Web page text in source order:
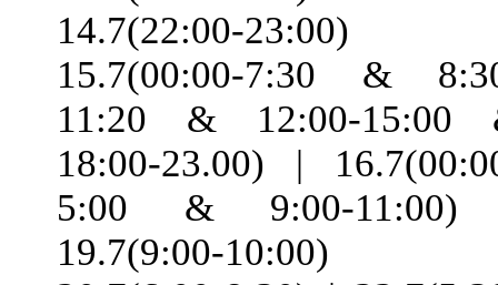
14.7(22:00-
15.7(00:00-7:30 &
11:20 & 12:00-15:00
18:00-23.00) |
5:00 & 9:00-
19.7(9:00-